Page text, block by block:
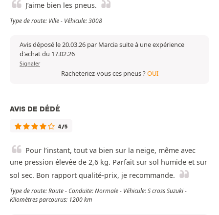
J’aime bien les pneus.
Type de route: Ville - Véhicule: 3008
Avis déposé le 20.03.26 par Marcia suite à une expérience
d'achat du 17.02.26
Signaler
Racheteriez-vous ces pneus ?OUI
AVIS DE DÉDÉ
4/5
Pour l’instant, tout va bien sur la neige, même avec
une pression élevée de 2,6 kg. Parfait sur sol humide et sur
sol sec. Bon rapport qualité-prix, je recommande.
Type de route: Route - Conduite: Normale - Véhicule: S cross Suzuki -
Kilomètres parcourus: 1200 km